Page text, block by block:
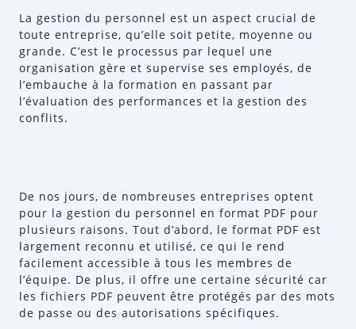
La gestion du personnel est un aspect crucial de
toute entreprise, qu’elle soit petite, moyenne ou
grande. C’est le processus par lequel une
organisation gère et supervise ses employés, de
l’embauche à la formation en passant par
l’évaluation des performances et la gestion des
conflits.
De nos jours, de nombreuses entreprises optent
pour la gestion du personnel en format PDF pour
plusieurs raisons. Tout d’abord, le format PDF est
largement reconnu et utilisé, ce qui le rend
facilement accessible à tous les membres de
l’équipe. De plus, il offre une certaine sécurité car
les fichiers PDF peuvent être protégés par des mots
de passe ou des autorisations spécifiques.